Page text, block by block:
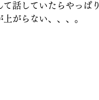
て話していたらやっぱ
上がらない、、、。